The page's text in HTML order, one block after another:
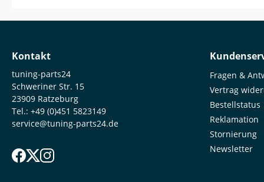
Kontakt
tuning-parts24
Schweriner Str. 15
23909 Ratzeburg
Tel.: +49 (0)451 5823149
service@tuning-parts24.de
Fragen &
Vertrag
Bestellstatus
Reklamation
Stornierung
Newsletter